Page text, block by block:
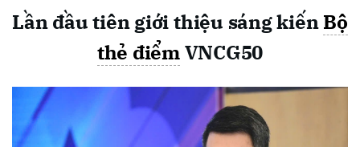
Lần đầu tiên giới thiệu sáng kiếnBộ
thẻ điểmVNCG50